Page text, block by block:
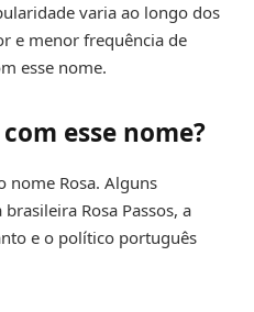
varia ao longo dos
e menor frequência de
esse nome.
esse nome?
nome Rosa. Alguns
Rosa Passos, a
e o político português